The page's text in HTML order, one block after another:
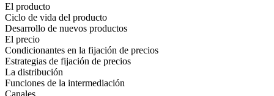
El producto
Ciclo de vida del producto
Desarrollo de nuevos productos
El precio
Condicionantes en la fijación de precios
Estrategias de fijación de precios
La distribución
Funciones de la intermediación
Canales